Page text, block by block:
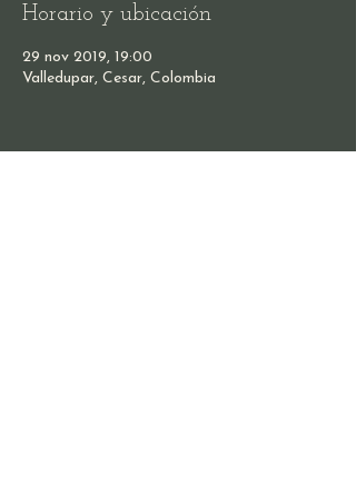
Horario y ubicación
29 nov 2019, 19:00
Valledupar, Cesar, Colombia